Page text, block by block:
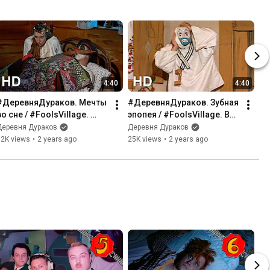
4:40
Мечты
сне / #FoolsVillage.
in a dream (Official
Video)
Дураков
views • 2 years ago
4:40
#ДеревняДураков. Зубная
эпопея / #FoolsVillage. Bad
tooth! (Official HD Video)
Деревня Дураков
25K views • 2 years ago